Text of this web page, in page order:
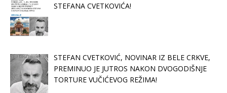
STEFANA CVETKOVIĆA!
STEFAN CVETKOVIĆ, NOVINAR IZ BELE CRKVE,
PREMINUO JE JUTROS NAKON DVOGODIŠNJE
TORTURE VUČIĆEVOG REŽIMA!